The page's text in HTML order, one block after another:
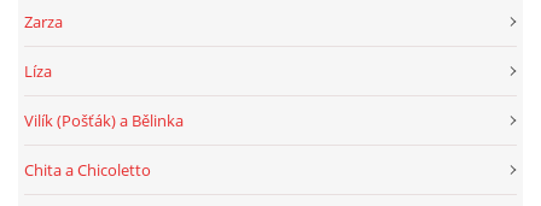
Zarza
Líza
Vilík (Pošťák) a Bělinka
Chita a Chicoletto